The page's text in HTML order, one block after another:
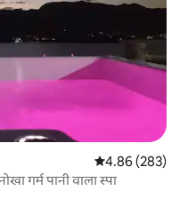
औसत रेटिंग 5 में से
4.86 (283)
गर्म पानी वाला स्पा